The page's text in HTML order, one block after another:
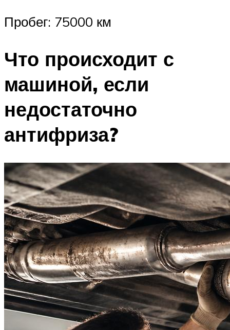
Пробег: 75000 км
Что происходит с
машиной, если
недостаточно
антифриза?